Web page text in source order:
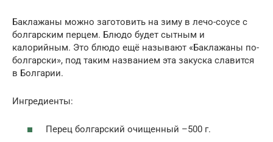
Баклажаны можно заготовить на зиму в лечо-соусе с
болгарским перцем. Блюдо будет сытным и
калорийным. Это блюдо ещё называют «Баклажаны по-
болгарски», под таким названием эта закуска славится
в Болгарии.
Ингредиенты:
Перец болгарский очищенный –500 г.